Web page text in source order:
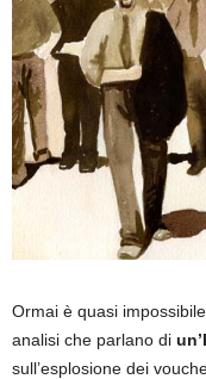
Ormai è quasi
analisi che parlano di
sull’esplosione dei